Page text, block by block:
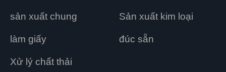
sản xuất chung Sản xuất kim loại
làm giấy đúc sẵn
Xử lý chất thải